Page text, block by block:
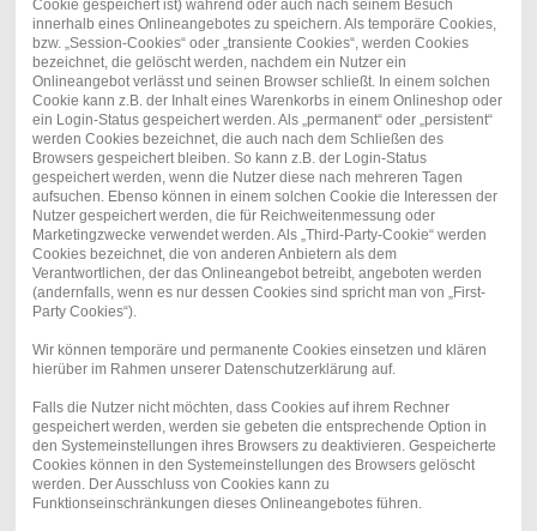
Cookie gespeichert ist) während oder auch nach seinem Besuch
innerhalb eines Onlineangebotes zu speichern. Als temporäre Cookies,
bzw. „Session-Cookies“ oder „transiente Cookies“, werden Cookies
bezeichnet, die gelöscht werden, nachdem ein Nutzer ein
Onlineangebot verlässt und seinen Browser schließt. In einem solchen
Cookie kann z.B. der Inhalt eines Warenkorbs in einem Onlineshop oder
ein Login-Status gespeichert werden. Als „permanent“ oder „persistent“
werden Cookies bezeichnet, die auch nach dem Schließen des
Browsers gespeichert bleiben. So kann z.B. der Login-Status
gespeichert werden, wenn die Nutzer diese nach mehreren Tagen
aufsuchen. Ebenso können in einem solchen Cookie die Interessen der
Nutzer gespeichert werden, die für Reichweitenmessung oder
Marketingzwecke verwendet werden. Als „Third-Party-Cookie“ werden
Cookies bezeichnet, die von anderen Anbietern als dem
Verantwortlichen, der das Onlineangebot betreibt, angeboten werden
(andernfalls, wenn es nur dessen Cookies sind spricht man von „First-
Party Cookies“).
Wir können temporäre und permanente Cookies einsetzen und klären
hierüber im Rahmen unserer Datenschutzerklärung auf.
Falls die Nutzer nicht möchten, dass Cookies auf ihrem Rechner
gespeichert werden, werden sie gebeten die entsprechende Option in
den Systemeinstellungen ihres Browsers zu deaktivieren. Gespeicherte
Cookies können in den Systemeinstellungen des Browsers gelöscht
werden. Der Ausschluss von Cookies kann zu
Funktionseinschränkungen dieses Onlineangebotes führen.